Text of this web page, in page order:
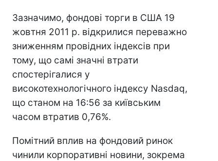
Зазначимо, фондові торги в США 19
жовтня 2011 р. відкрилися переважно
зниженням провідних індексів при
тому, що самі значні втрати
спостерігалися у
високотехнологічного індексу Nasdaq,
що станом на 16:56 за київським
часом втратив 0,76%.
Помітний вплив на фондовий ринок
чинили корпоративні новини, зокрема